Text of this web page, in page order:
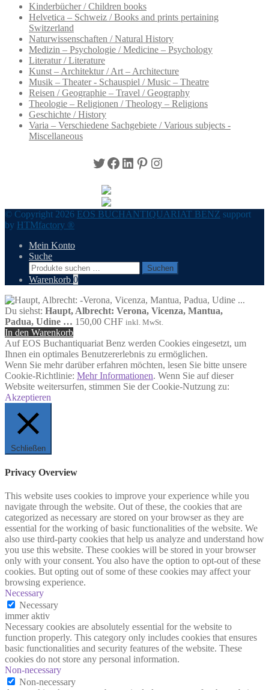
Kinderbücher / Children books
Helvetica – Schweiz / Books and prints pertaining
Switzerland
Naturwissenschaften / Natural History
Medizin – Psychologie / Medicine – Psychology
Literatur / Literature
Kunst – Architektur / Art – Architecture
Musik – Theater - Schauspiel / Music – Theatre
Reisen / Geographie – Travel / Geography
Theologie – Religionen / Theology – Religions
Geschichte / History
Varia – Verschiedene Sachgebiete / Various subjects -
Miscellaneous
Twitter
Facebook
LinkedIn
Pinterest
Instagram
© Copyright 2026 EOS BUCHANTIQUARIAT BENZ support
by HTMfactory ®
Mein Konto
Suche
Suchen
nach:
Suchen
Warenkorb 0
Du siehst: Haupt, Albrecht: Verona, Vicenza, Mantua,
Padua, Udine … 150,00 CHF inkl. MwSt.
In den Warenkorb
Auf EOS Buchantiquariat Benz werden Cookies eingesetzt, um
Ihnen ein optimales Benutzererlebnis zu ermöglichen.
Wenn Sie mehr darüber erfahren möchten, lesen Sie bitte unsere
Cookie-Richtlinie: Mehr Informationen. Wenn Sie auf dieser
Website weitersurfen, stimmen Sie der Cookie-Nutzung zu:
Akzeptieren
Schließen
Privacy Overview
This website uses cookies to improve your experience while you
navigate through the website. Out of these, the cookies that are
categorized as necessary are stored on your browser as they are
essential for the working of basic functionalities of the website. We
also use third-party cookies that help us analyze and understand how
you use this website. These cookies will be stored in your browser
only with your consent. You also have the option to opt-out of these
cookies. But opting out of some of these cookies may affect your
browsing experience.
Necessary
Necessary
immer aktiv
Necessary cookies are absolutely essential for the website to
function properly. This category only includes cookies that ensures
basic functionalities and security features of the website. These
cookies do not store any personal information.
Non-necessary
Non-necessary